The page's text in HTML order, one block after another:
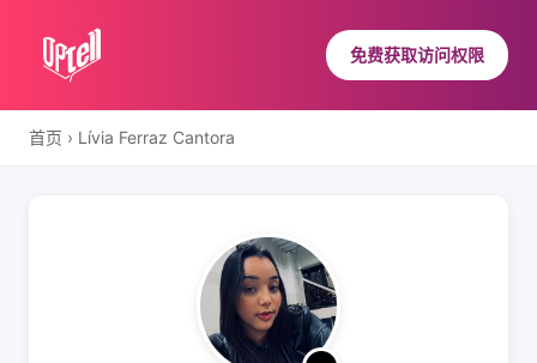
免费获取访问权限
首页 › Lívia Ferraz Cantora